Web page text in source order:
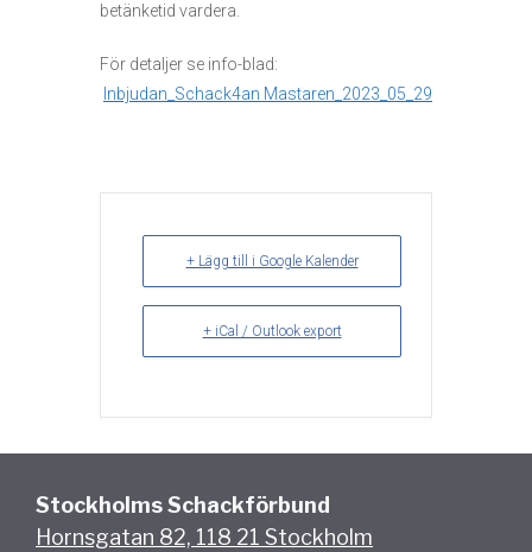
betänketid vardera.
För detaljer se info-blad:
Inbjudan_Schack4an Mastaren_2023_05_29
+ Lägg till i Google Kalender
+ iCal / Outlook export
Stockholms Schackförbund
Hornsgatan 82, 118 21 Stockholm